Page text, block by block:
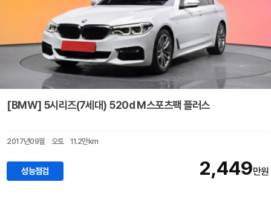
[BMW] 5시리즈(7세대) 520d M스포츠팩 플러스
2017년09월 오토 11.2만km
성능점검 2,449만원